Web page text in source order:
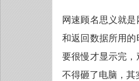
网速顾名思义就
和返回数据所用
要很慢才显示完
不得砸了电脑，其